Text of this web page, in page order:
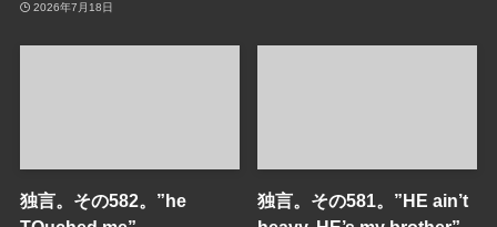
2026年7月18日
独言。その582。”he
独言。その581。”HE ain’t